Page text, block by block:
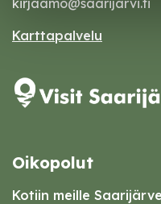
kirjaamo@saarijarvi.fi
Karttapalvelu
Oikopolut
Kotiin meille